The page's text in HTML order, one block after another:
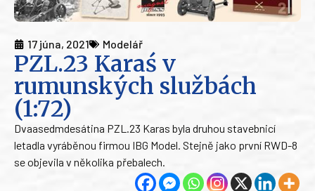
17 júna, 2021 Modelář
PZL.23 Karaś v
rumunských službách
(1:72)
Dvaasedmdesátina PZL.23 Karas byla druhou stavebnicí
letadla vyráběnou firmou IBG Model. Stejně jako první RWD-8
se objevila v několika přebalech.